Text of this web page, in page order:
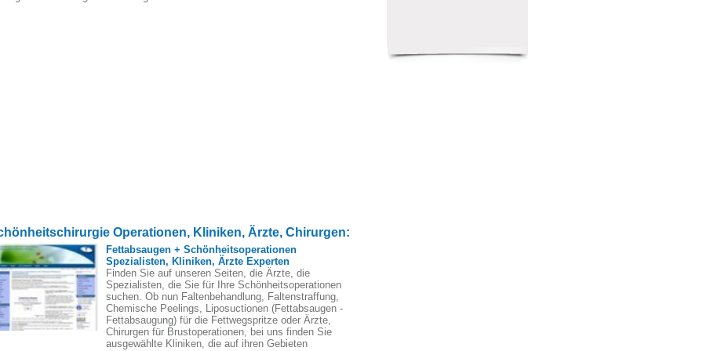
Operationen, Kliniken, Ärzte, Chirurgen:
Fettabsaugen + Schönheitsoperationen
Spezialisten, Kliniken, Ärzte Experten
Finden Sie auf unseren Seiten, die Ärzte, die
Spezialisten, die Sie für Ihre Schönheitsoperationen
suchen. Ob nun Faltenbehandlung, Faltenstraffung,
Chemische Peelings, Liposuctionen (Fettabsaugen -
Fettabsaugung) für die Fettwegspritze oder Ärzte,
Chirurgen für Brustoperationen, bei uns finden Sie
ausgewählte Kliniken, die auf ihren Gebieten